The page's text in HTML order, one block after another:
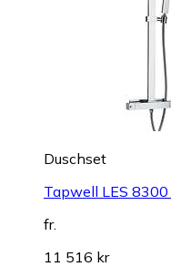
Duschset
Tapwell LES 8300
fr.
11 516 kr